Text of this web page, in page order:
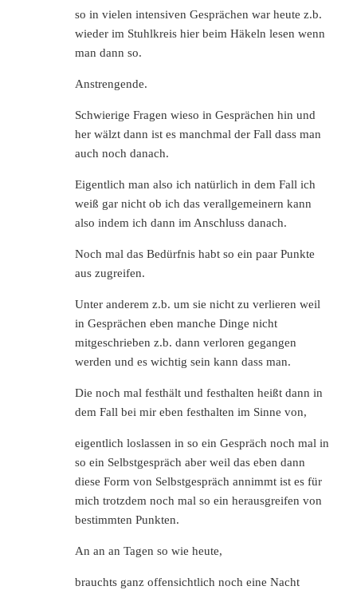
so in vielen intensiven Gesprächen war heute z.b.
wieder im Stuhlkreis hier beim Häkeln lesen wenn
man dann so.
Anstrengende.
Schwierige Fragen wieso in Gesprächen hin und
her wälzt dann ist es manchmal der Fall dass man
auch noch danach.
Eigentlich man also ich natürlich in dem Fall ich
weiß gar nicht ob ich das verallgemeinern kann
also indem ich dann im Anschluss danach.
Noch mal das Bedürfnis habt so ein paar Punkte
aus zugreifen.
Unter anderem z.b. um sie nicht zu verlieren weil
in Gesprächen eben manche Dinge nicht
mitgeschrieben z.b. dann verloren gegangen
werden und es wichtig sein kann dass man.
Die noch mal festhält und festhalten heißt dann in
dem Fall bei mir eben festhalten im Sinne von,
eigentlich loslassen in so ein Gespräch noch mal in
so ein Selbstgespräch aber weil das eben dann
diese Form von Selbstgespräch annimmt ist es für
mich trotzdem noch mal so ein herausgreifen von
bestimmten Punkten.
An an an Tagen so wie heute,
brauchts ganz offensichtlich noch eine Nacht